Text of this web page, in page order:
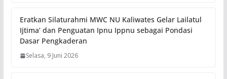
Eratkan Silaturahmi MWC NU Kaliwates Gelar Lailatul
Ijtima’ dan Penguatan Ipnu Ippnu sebagai Pondasi
Dasar Pengkaderan
Selasa, 9 Juni 2026